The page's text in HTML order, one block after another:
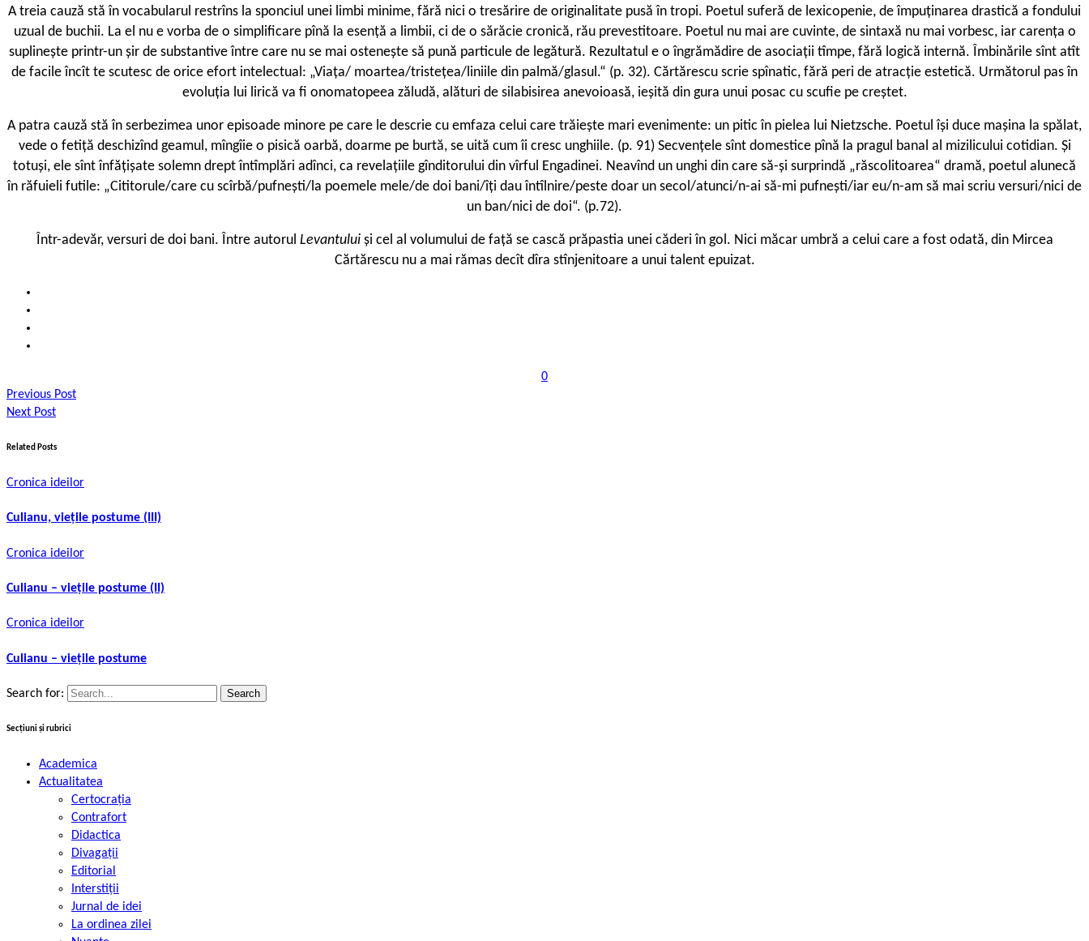
A treia cauză stă în vocabularul restrîns la sponciul unei limbi minime, fără nici o tresărire de originalitate pusă în tropi. Poetul suferă de lexicopenie, de împuținarea drastică a fondului
uzual de buchii. La el nu e vorba de o simplificare pînă la esență a limbii, ci de o sărăcie cronică, rău prevestitoare. Poetul nu mai are cuvinte, de sintaxă nu mai vorbesc, iar carența o
suplinește printr-un șir de substantive între care nu se mai ostenește să pună particule de legătură. Rezultatul e o îngrămădire de asociații tîmpe, fără logică internă. Îmbinările sînt atît
de facile încît te scutesc de orice efort intelectual: „Viața/ moartea/tristețea/liniile din palmă/glasul.“ (p. 32). Cărtărescu scrie spînatic, fără peri de atracție estetică. Următorul pas în
evoluția lui lirică va fi onomatopeea zăludă, alături de silabisirea anevoioasă, ieșită din gura unui posac cu scufie pe creștet.
A patra cauză stă în serbezimea unor episoade minore pe care le descrie cu emfaza celui care trăiește mari evenimente: un pitic în pielea lui Nietzsche. Poetul își duce mașina la spălat,
vede o fetiță deschizînd geamul, mîngîie o pisică oarbă, doarme pe burtă, se uită cum îi cresc unghiile. (p. 91) Secvențele sînt domestice pînă la pragul banal al mizilicului cotidian. Și
totuși, ele sînt înfățișate solemn drept întîmplări adînci, ca revelațiile gînditorului din vîrful Engadinei. Neavînd un unghi din care să-și surprindă „răscolitoarea“ dramă, poetul alunecă
în răfuieli futile: „Cititorule/care cu scîrbă/pufnești/la poemele mele/de doi bani/îți dau întîlnire/peste doar un secol/atunci/n-ai să-mi pufnești/iar eu/n-am să mai scriu versuri/nici de
un ban/nici de doi“. (p.72).
Într-adevăr, versuri de doi bani. Între autorul Levantului și cel al volumului de față se cască prăpastia unei căderi în gol. Nici măcar umbră a celui care a fost odată, din Mircea
Cărtărescu nu a mai rămas decît dîra stînjenitoare a unui talent epuizat.
0
Previous Post
Next Post
Related Posts
Cronica ideilor
Culianu, viețile postume (III)
Cronica ideilor
Culianu – viețile postume (II)
Cronica ideilor
Culianu – viețile postume
Search for:
Secțiuni și rubrici
Academica
Actualitatea
Certocrația
Contrafort
Didactica
Divagații
Editorial
Interstiții
Jurnal de idei
La ordinea zilei